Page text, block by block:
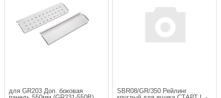
для GR203 Доп. боковая
SBR08/GR/350 Рейлинг